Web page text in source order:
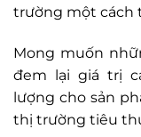
trường một cách
Mong muốn
đem lại giá trị
lượng cho sản
thị trường tiêu